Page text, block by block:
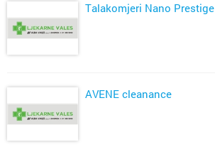
Talakomjeri Nano Prestige
AVENE cleanance